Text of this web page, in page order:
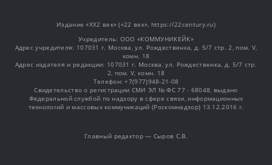
Издание «XX2 век» («22 век», https://22century.ru)
Учредитель: OOO «КОММУНИКЕЙК»
Адрес учредителя: 107031 г. Москва, ул. Рождественка, д. 5/7 стр. 2, пом. V,
комн. 18
Адрес издателя и редакции: 107031 г. Москва, ул. Рождественка, д. 5/7 стр.
2, пом. V, комн. 18
Телефон: +7(977)948-21-08
Свидетельство о регистрации СМИ ЭЛ № ФС 77 - 68048, выдано
Федеральной службой по надзору в сфере связи, информационных
технологий и массовых коммуникаций (Роскомнадзор) 13.12.2016 г.
Главный редактор — Сыров С.В.